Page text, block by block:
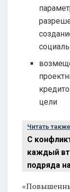
цели
Читать
С
каждый
подряда